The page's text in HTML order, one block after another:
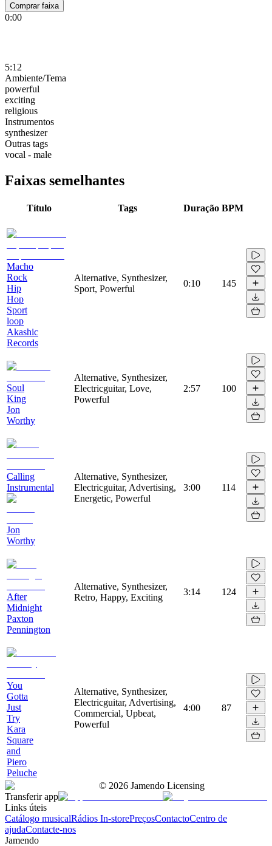
Comprar faixa
0:00
5:12
Ambiente/Tema
powerful
exciting
religious
Instrumentos
synthesizer
Outras tags
vocal - male
Faixas semelhantes
Título Tags Duração BPM
Macho
Rock
Hip
Hop
Sport
loop
Akashic
Records
Alternative, Synthesizer,
Sport, Powerful
0:10 145
Soul
King
Jon
Worthy
Alternative, Synthesizer,
Electricguitar, Love,
Powerful
2:57 100
Calling
Instrumental
Jon
Worthy
Alternative, Synthesizer,
Electricguitar, Advertising,
Energetic, Powerful
3:00 114
After
Midnight
Paxton
Pennington
Alternative, Synthesizer,
Retro, Happy, Exciting
3:14 124
You
Gotta
Just
Try
Kara
Square
and
Piero
Peluche
Alternative, Synthesizer,
Electricguitar, Advertising,
Commercial, Upbeat,
Powerful
4:00 87
© 2026 Jamendo Licensing
Transferir app
Links úteis
Catálogo musicalRádios In-storePreçosContactoCentro de
ajudaContacte-nos
Jamendo